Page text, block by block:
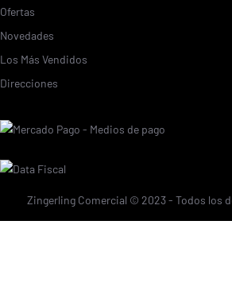
Ofertas
Novedades
Los Más Vendidos
Direcciones
Zingerling Comercial © 2023 - Todos los